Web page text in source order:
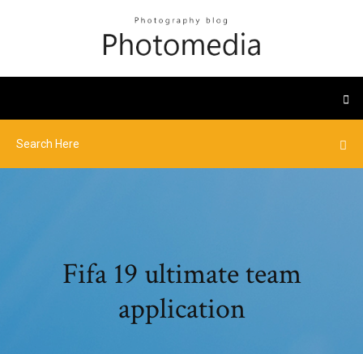
Fifa 19 ultimate team
application